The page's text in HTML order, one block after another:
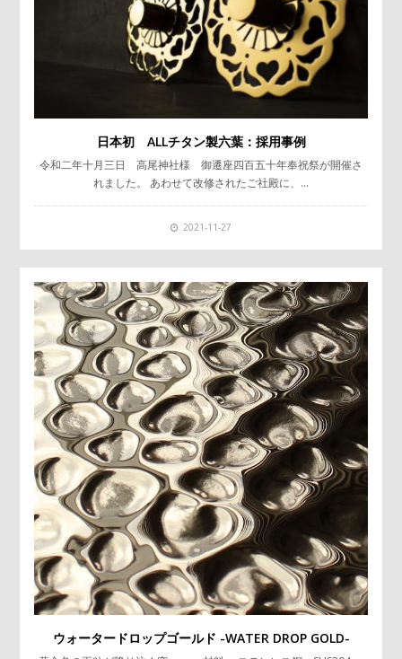
日本初 ALLチタン製六葉：採用事例
令和二年十月三日 高尾神社様 御遷座四百五十年奉祝祭が開催さ
れました。 あわせて改修されたご社殿に、…
2021-11-27
ウォータードロップゴールド -WATER DROP GOLD-